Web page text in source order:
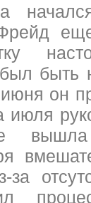
быть
он
июля
за